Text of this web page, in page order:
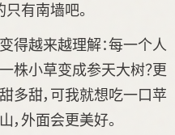
只有南墙吧。
得越来越理解：每一个人
株小草变成参天大树？更
多甜，可我就想吃一口苹
，外面会更美好。